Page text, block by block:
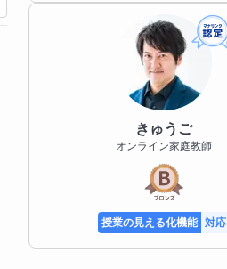
きゅうご
オンライン家庭教師
授業の見える化機能 対応